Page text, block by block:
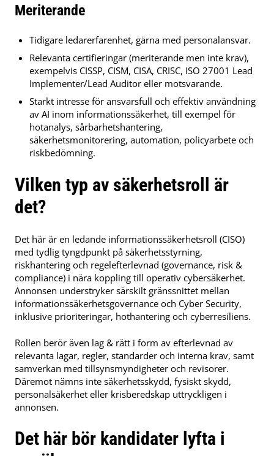
Meriterande
Tidigare ledarerfarenhet, gärna med personalansvar.
Relevanta certifieringar (meriterande men inte krav),
exempelvis CISSP, CISM, CISA, CRISC, ISO 27001 Lead
Implementer/Lead Auditor eller motsvarande.
Starkt intresse för ansvarsfull och effektiv användning
av AI inom informationssäkerhet, till exempel för
hotanalys, sårbarhetshantering,
säkerhetsmonitorering, automation, policyarbete och
riskbedömning.
Vilken typ av säkerhetsroll är
det?
Det här är en ledande informationssäkerhetsroll (CISO)
med tydlig tyngdpunkt på säkerhetsstyrning,
riskhantering och regelefterlevnad (governance, risk &
compliance) i nära koppling till operativ cybersäkerhet.
Annonsen understryker särskilt gränssnittet mellan
informationssäkerhetsgovernance och Cyber Security,
inklusive prioriteringar, hothantering och cyberresiliens.
Rollen berör även lag & rätt i form av efterlevnad av
relevanta lagar, regler, standarder och interna krav, samt
samverkan med tillsynsmyndigheter och revisorer.
Däremot nämns inte säkerhetsskydd, fysiskt skydd,
personalsäkerhet eller krisberedskap uttryckligen i
annonsen.
Det här bör kandidater lyfta i